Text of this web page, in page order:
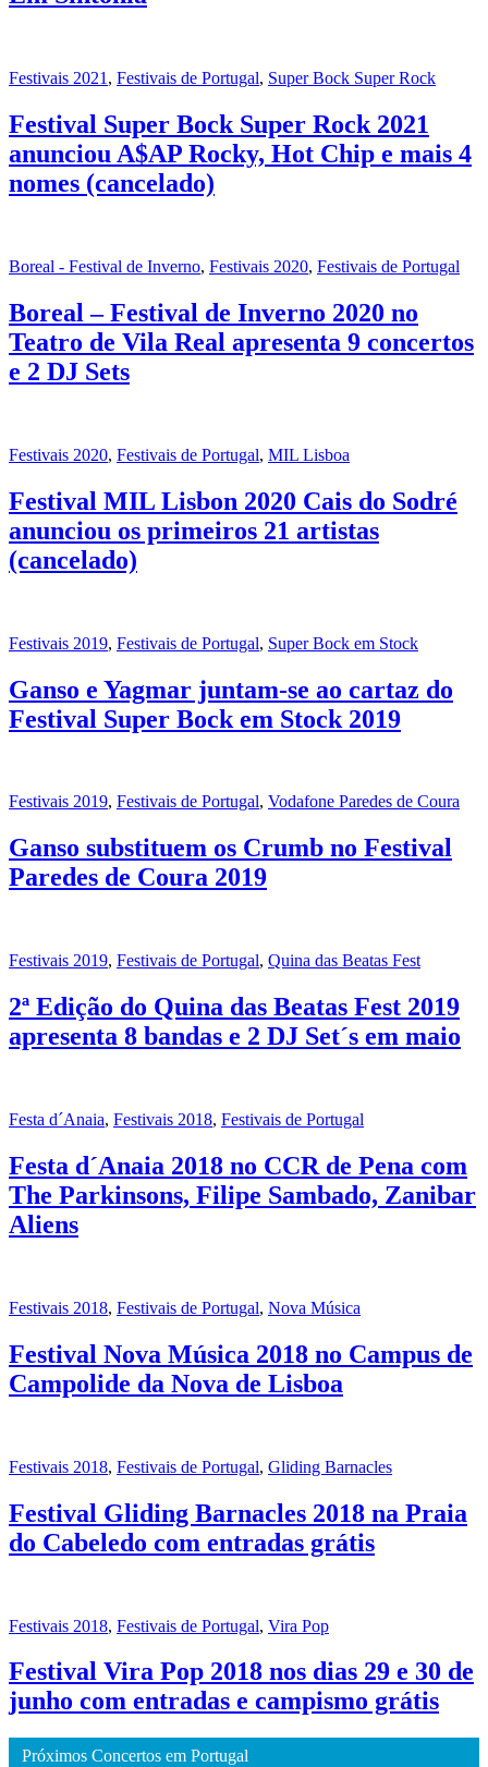
Festivais 2021 , Festivais de Portugal, Super Bock Super Rock
Festival Super Bock Super Rock 2021
anunciou A$AP Rocky, Hot Chip e mais 4
nomes (cancelado)
Boreal - Festival de Inverno, Festivais 2020, Festivais de Portugal
Boreal – Festival de Inverno 2020 no
Teatro de Vila Real apresenta 9 concertos
e 2 DJ Sets
Festivais 2020, Festivais de Portugal, MIL Lisboa
Festival MIL Lisbon 2020 Cais do Sodré
anunciou os primeiros 21 artistas
(cancelado)
Festivais 2019, Festivais de Portugal, Super Bock em Stock
Ganso e Yagmar juntam-se ao cartaz do
Festival Super Bock em Stock 2019
Festivais 2019, Festivais de Portugal, Vodafone Paredes de Coura
Ganso substituem os Crumb no Festival
Paredes de Coura 2019
Festivais 2019, Festivais de Portugal, Quina das Beatas Fest
2ª Edição do Quina das Beatas Fest 2019
apresenta 8 bandas e 2 DJ Set´s em maio
Festa d´Anaia, Festivais 2018, Festivais de Portugal
Festa d´Anaia 2018 no CCR de Pena com
The Parkinsons, Filipe Sambado, Zanibar
Aliens
Festivais 2018, Festivais de Portugal, Nova Música
Festival Nova Música 2018 no Campus de
Campolide da Nova de Lisboa
Festivais 2018, Festivais de Portugal, Gliding Barnacles
Festival Gliding Barnacles 2018 na Praia
do Cabeledo com entradas grátis
Festivais 2018, Festivais de Portugal, Vira Pop
Festival Vira Pop 2018 nos dias 29 e 30 de
junho com entradas e campismo grátis
Próximos Concertos em Portugal